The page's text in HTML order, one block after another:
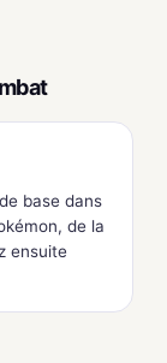
base dans
de la
ensuite